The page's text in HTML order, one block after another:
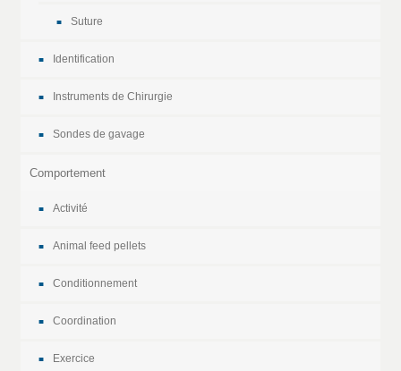
Suture
Identification
Instruments de Chirurgie
Sondes de gavage
Comportement
Activité
Animal feed pellets
Conditionnement
Coordination
Exercice